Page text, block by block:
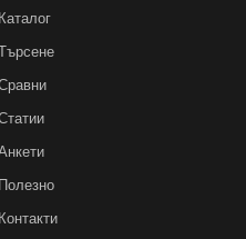
Каталог
Полезно
Контакти